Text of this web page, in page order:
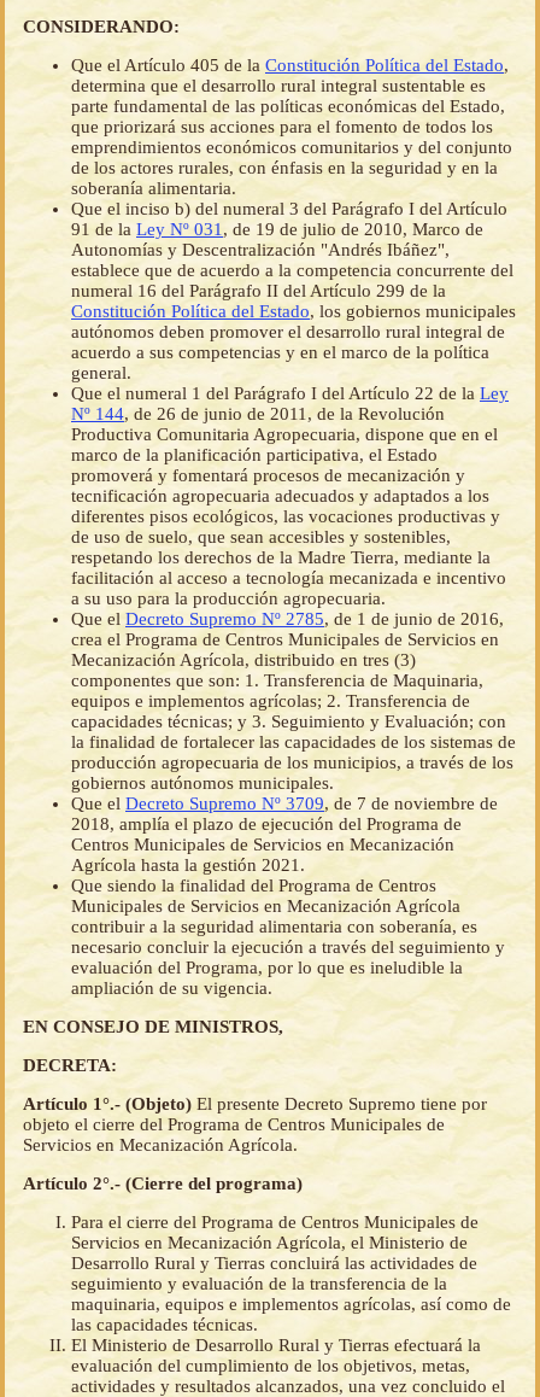
CONSIDERANDO:
Que el Artículo 405 de la Constitución Política del Estado,
determina que el desarrollo rural integral sustentable es
parte fundamental de las políticas económicas del Estado,
que priorizará sus acciones para el fomento de todos los
emprendimientos económicos comunitarios y del conjunto
de los actores rurales, con énfasis en la seguridad y en la
soberanía alimentaria.
Que el inciso b) del numeral 3 del Parágrafo I del Artículo
91 de la Ley Nº 031 , de 19 de julio de 2010, Marco de
Autonomías y Descentralización "Andrés Ibáñez",
establece que de acuerdo a la competencia concurrente del
numeral 16 del Parágrafo II del Artículo 299 de la
Constitución Política del Estado, los gobiernos municipales
autónomos deben promover el desarrollo rural integral de
acuerdo a sus competencias y en el marco de la política
general.
Que el numeral 1 del Parágrafo I del Artículo 22 de la Ley
Nº 144, de 26 de junio de 2011, de la Revolución
Productiva Comunitaria Agropecuaria, dispone que en el
marco de la planificación participativa, el Estado
promoverá y fomentará procesos de mecanización y
tecnificación agropecuaria adecuados y adaptados a los
diferentes pisos ecológicos, las vocaciones productivas y
de uso de suelo, que sean accesibles y sostenibles,
respetando los derechos de la Madre Tierra, mediante la
facilitación al acceso a tecnología mecanizada e incentivo
a su uso para la producción agropecuaria.
Que el Decreto Supremo Nº 2785, de 1 de junio de 2016,
crea el Programa de Centros Municipales de Servicios en
Mecanización Agrícola, distribuido en tres (3)
componentes que son: 1. Transferencia de Maquinaria,
equipos e implementos agrícolas; 2. Transferencia de
capacidades técnicas; y 3. Seguimiento y Evaluación; con
la finalidad de fortalecer las capacidades de los sistemas de
producción agropecuaria de los municipios, a través de los
gobiernos autónomos municipales.
Que el Decreto Supremo Nº 3709, de 7 de noviembre de
2018, amplía el plazo de ejecución del Programa de
Centros Municipales de Servicios en Mecanización
Agrícola hasta la gestión 2021.
Que siendo la finalidad del Programa de Centros
Municipales de Servicios en Mecanización Agrícola
contribuir a la seguridad alimentaria con soberanía, es
necesario concluir la ejecución a través del seguimiento y
evaluación del Programa, por lo que es ineludible la
ampliación de su vigencia.
EN CONSEJO DE MINISTROS,
DECRETA:
Artículo 1°.- (Objeto) El presente Decreto Supremo tiene por
objeto el cierre del Programa de Centros Municipales de
Servicios en Mecanización Agrícola.
Artículo 2°.- (Cierre del programa)
Para el cierre del Programa de Centros Municipales de
Servicios en Mecanización Agrícola, el Ministerio de
Desarrollo Rural y Tierras concluirá las actividades de
seguimiento y evaluación de la transferencia de la
maquinaria, equipos e implementos agrícolas, así como de
las capacidades técnicas.
El Ministerio de Desarrollo Rural y Tierras efectuará la
evaluación del cumplimiento de los objetivos, metas,
actividades y resultados alcanzados, una vez concluido el